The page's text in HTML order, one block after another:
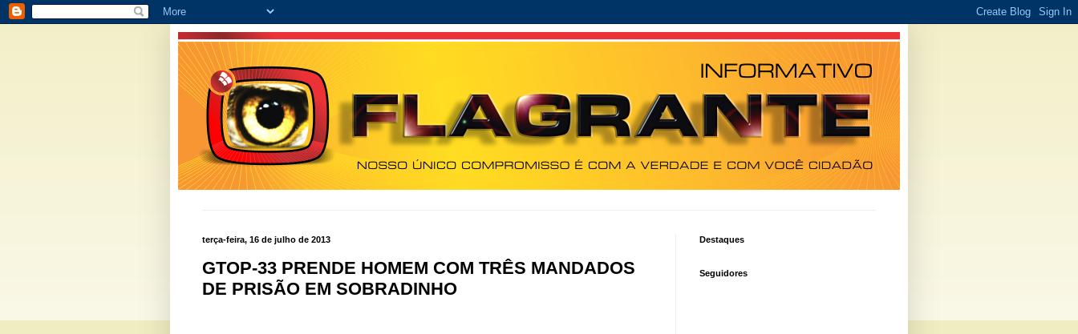
terça-feira, 16 de julho de 2013
GTOP-33 PRENDE HOMEM COM TRÊS MANDADOS
DE PRISÃO EM SOBRADINHO
Destaques
Seguidores